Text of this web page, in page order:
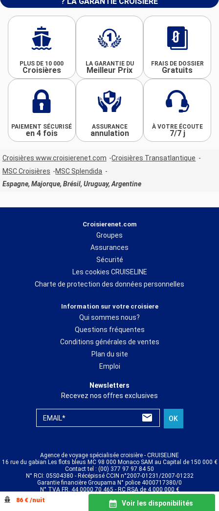
86 € /nuit Voir les disponibilités
PLUS DE 10 000
Croisières
LA GARANTIE DU
Meilleur Prix
FRAIS DE DOSSIER
Gratuits
PAIEMENT SÉCURISÉ
en 4 fois
ASSURANCE
annulation
À VOTRE ÉCOUTE
7/7 j
Croisières www.croisierenet.com
Croisières Transatlantique
MSC Croisières
MSC Splendida
Espagne, Majorque, Brésil, Uruguay, Argentine
Croisierenet.com
Groupes
Assurances
Sécurité
Les cookies CRUISELINE
Charte de protection des données personnelles
Information sur votre croisiere
Qui sommes nous?
Questions fréquentes
Conditions générales de ventes
Plan du site
Emploi
Newsletters
Recevez nos offres exclusives
EMAIL* OK
Agence de voyage spécialisée croisière - CRUISELINE
16 rue du gabian Les flots bleus MC 98 000 Monaco SAM au Capital de 150 000 €
Contact tel : (00) 377 97 97 84 50
N° RCI: 05S04380 - Récépissé CCIN n°2007-01231/2007-01232
Garantie financière Groupama N° police 4000717380/0
N° TVA FR. 44 0000 70 465 - RC RSA de 4 000 000 €
© CRUISELINE 2026 - all rights reserved